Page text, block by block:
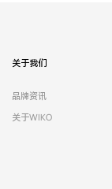
关于我们
品牌资讯
关于WIKO